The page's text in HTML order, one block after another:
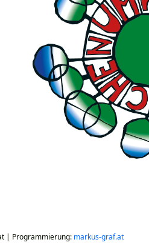
| Programmierung: markus-graf.at